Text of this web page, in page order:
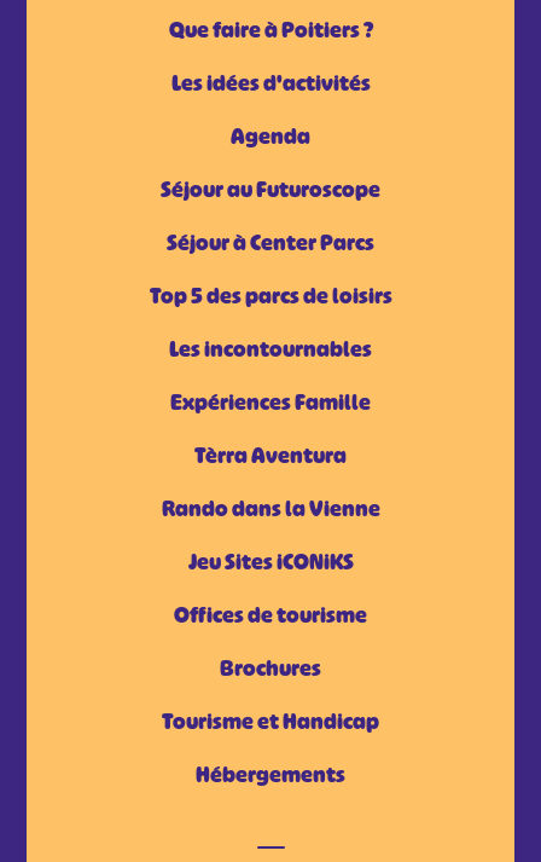
Que faire à Poitiers ?
Les idées d'activités
Agenda
Séjour au Futuroscope
Séjour à Center Parcs
Top 5 des parcs de loisirs
Les incontournables
Expériences Famille
Tèrra Aventura
Rando dans la Vienne
Jeu Sites iCONiKS
Offices de tourisme
Brochures
Tourisme et Handicap
Hébergements